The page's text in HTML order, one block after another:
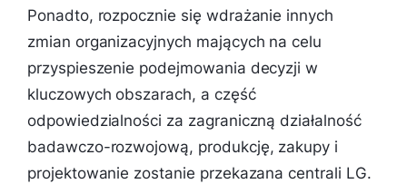
Ponadto, rozpocznie się wdrażanie innych
zmian organizacyjnych mających na celu
przyspieszenie podejmowania decyzji w
kluczowych obszarach, a część
odpowiedzialności za zagraniczną działalność
badawczo-rozwojową, produkcję, zakupy i
projektowanie zostanie przekazana centrali LG.